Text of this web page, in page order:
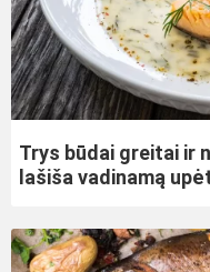
Trys būdai greitai ir
lašiša vadinamą